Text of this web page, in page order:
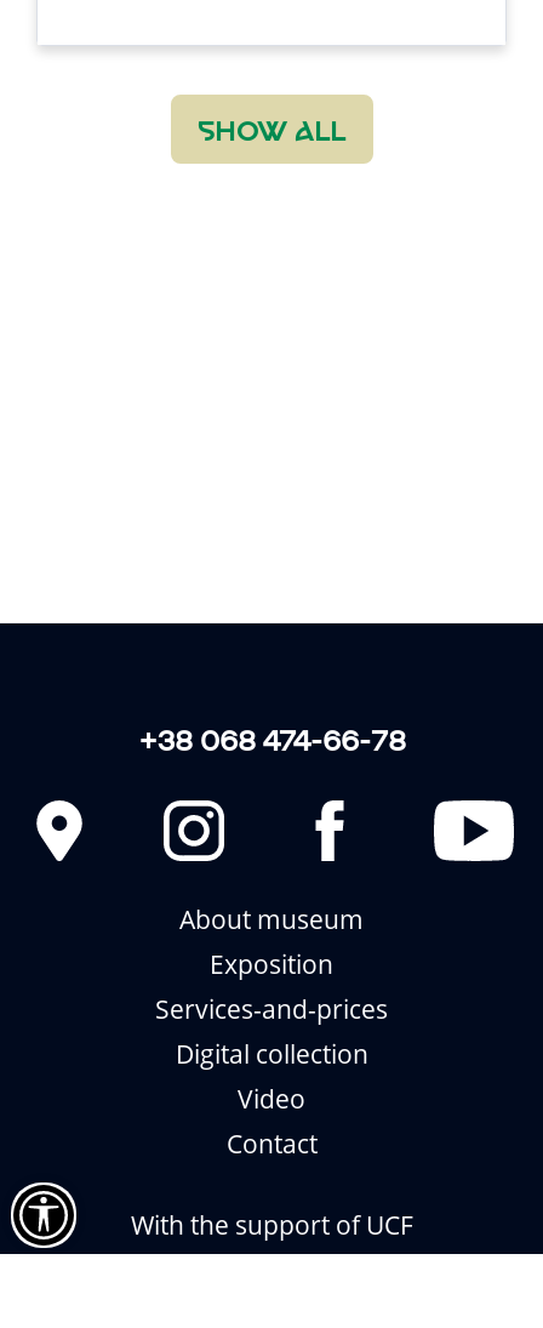
SHOW ALL
+38 068 474-66-78
About museum
Exposition
Services-and-prices
Digital collection
Video
Contact
With the support of UCF